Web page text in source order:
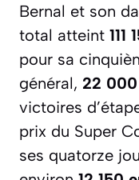
Bernal et son
total atteint 111
pour sa
général, 22
victoires
prix du Super
ses quatorze